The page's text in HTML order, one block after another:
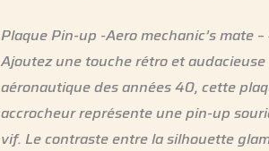
Plaque Pin-up -Aero mechanic’s mate
Ajoutez une touche rétro et
aéronautique des années 40, cette
accrocheur représente une pin-up
vif. Le contraste entre la silhouette